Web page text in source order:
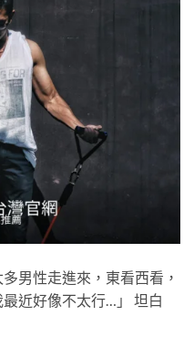
男性走進來，東看西看，
近好像不太行…」 坦白